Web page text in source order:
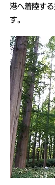
港へ着陸す
す。